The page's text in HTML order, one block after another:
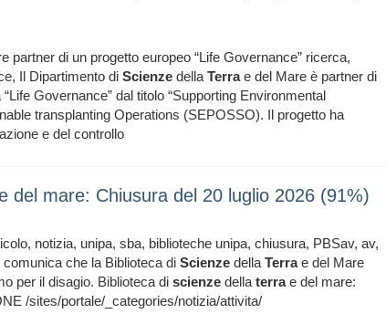
partner di un progetto europeo “Life Governance” ricerca,
Il Dipartimento di Scienze della Terrae del Mare è partner di
Governance” dal titolo “Supporting Environmental
transplanting Operations (SEPOSSO). Il progetto ha
e del controllo
del mare: Chiusura del 20 luglio 2026 (91%)
notizia, unipa, sba, biblioteche unipa, chiusura, PBSav, av,
che la Biblioteca di Scienze della Terrae del Mare
per il disagio. Biblioteca di scienze della terrae del mare:
/sites/portale/_categories/notizia/attivita/